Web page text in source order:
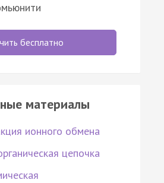
бесплатно
материалы
ионного обмена
цепочка